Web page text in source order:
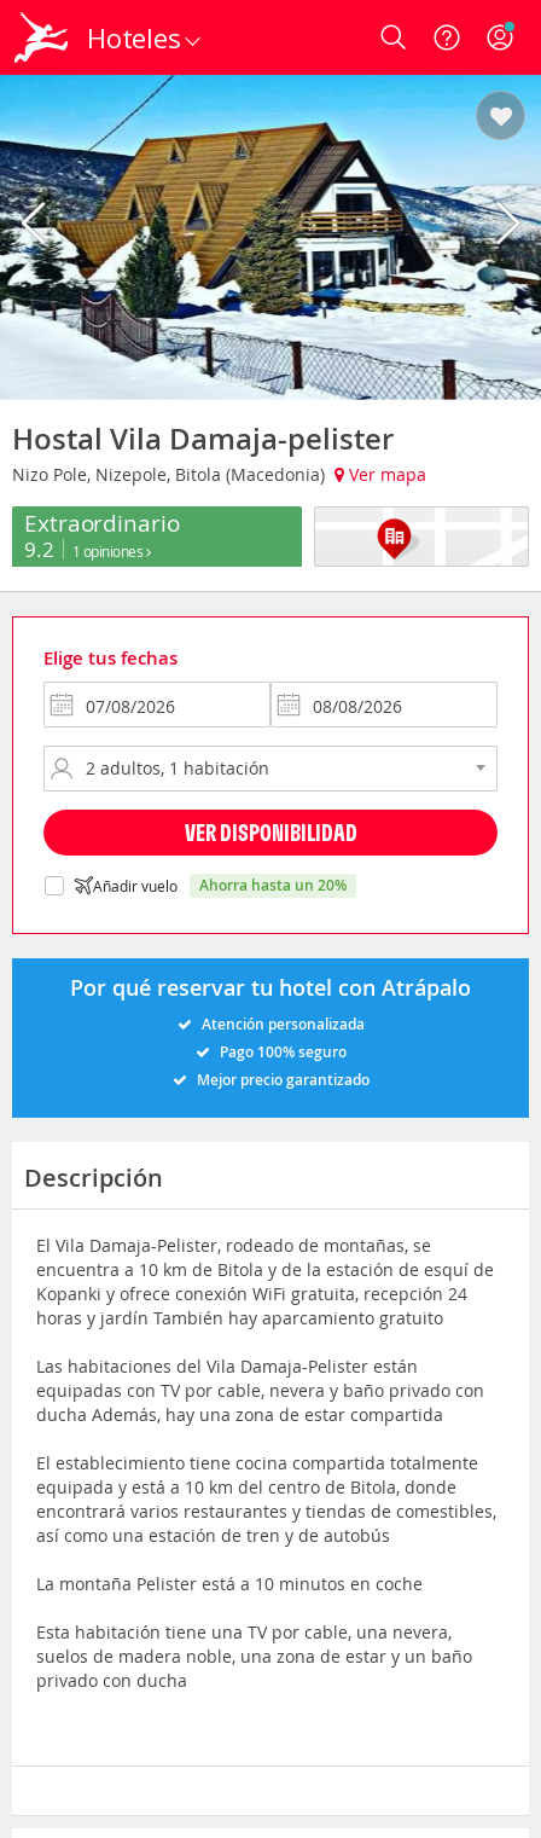
Hoteles Login
Hostal Vila Damaja-pelister
Nizo Pole, Nizepole, Bitola (Macedonia) Ver mapa
Extraordinario
9.2 1 opiniones
Elige tus fechas
VER DISPONIBILIDAD
Añadir vuelo ahorra hasta un 20%
Por qué reservar tu hotel con Atrápalo
Atención personalizada
Pago 100% seguro
Mejor precio garantizado
Descripción
El Vila Damaja-Pelister, rodeado de montañas, se
encuentra a 10 km de Bitola y de la estación de esquí de
Kopanki y ofrece conexión WiFi gratuita, recepción 24
horas y jardín También hay aparcamiento gratuito
Las habitaciones del Vila Damaja-Pelister están
equipadas con TV por cable, nevera y baño privado con
ducha Además, hay una zona de estar compartida
El establecimiento tiene cocina compartida totalmente
equipada y está a 10 km del centro de Bitola, donde
encontrará varios restaurantes y tiendas de comestibles,
así como una estación de tren y de autobús
La montaña Pelister está a 10 minutos en coche
Esta habitación tiene una TV por cable, una nevera,
suelos de madera noble, una zona de estar y un baño
privado con ducha